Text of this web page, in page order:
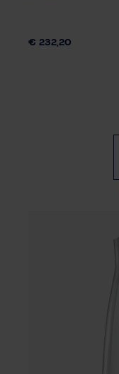
€ 232,20